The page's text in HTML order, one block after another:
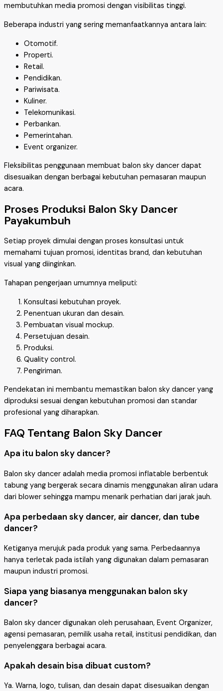
membutuhkan media promosi dengan visibilitas tinggi.
Beberapa industri yang sering memanfaatkannya antara lain:
Otomotif.
Properti.
Retail.
Pendidikan.
Pariwisata.
Kuliner.
Telekomunikasi.
Perbankan.
Pemerintahan.
Event organizer.
Fleksibilitas penggunaan membuat balon sky dancer dapat
disesuaikan dengan berbagai kebutuhan pemasaran maupun
acara.
Proses Produksi Balon Sky Dancer
Payakumbuh
Setiap proyek dimulai dengan proses konsultasi untuk
memahami tujuan promosi, identitas brand, dan kebutuhan
visual yang diinginkan.
Tahapan pengerjaan umumnya meliputi:
Konsultasi kebutuhan proyek.
Penentuan ukuran dan desain.
Pembuatan visual mockup.
Persetujuan desain.
Produksi.
Quality control.
Pengiriman.
Pendekatan ini membantu memastikan balon sky dancer yang
diproduksi sesuai dengan kebutuhan promosi dan standar
profesional yang diharapkan.
FAQ Tentang Balon Sky Dancer
Apa itu balon sky dancer?
Balon sky dancer adalah media promosi inflatable berbentuk
tabung yang bergerak secara dinamis menggunakan aliran udara
dari blower sehingga mampu menarik perhatian dari jarak jauh.
Apa perbedaan sky dancer, air dancer, dan tube
dancer?
Ketiganya merujuk pada produk yang sama. Perbedaannya
hanya terletak pada istilah yang digunakan dalam pemasaran
maupun industri promosi.
Siapa yang biasanya menggunakan balon sky
dancer?
Balon sky dancer digunakan oleh perusahaan, Event Organizer,
agensi pemasaran, pemilik usaha retail, institusi pendidikan, dan
penyelenggara berbagai acara.
Apakah desain bisa dibuat custom?
Ya. Warna, logo, tulisan, dan desain dapat disesuaikan dengan